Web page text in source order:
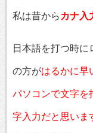
私は昔から カナ入
日本語を打つ時に
の方がはるかに早
パソコンで文字を
字入力だと思いま